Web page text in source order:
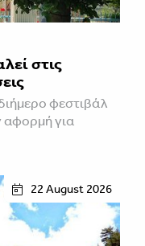
στις
φεστιβάλ
αφορμή για
22 August 2026